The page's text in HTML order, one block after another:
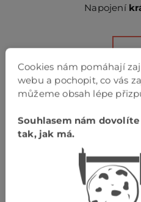
Napojení
Napojení
Cookies nám pomáhají
webu a pochopit, co vás
můžeme obsah lépe
Souhlasem nám
tak, jak má.